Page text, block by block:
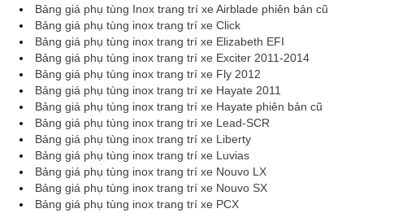
Bảng giá phụ tùng Inox trang trí xe Airblade phiên bản cũ
Bảng giá phụ tùng inox trang trí xe Click
Bảng giá phụ tùng inox trang trí xe Elizabeth EFI
Bảng giá phụ tùng inox trang trí xe Exciter 2011-2014
Bảng giá phụ tùng inox trang trí xe Fly 2012
Bảng giá phụ tùng inox trang trí xe Hayate 2011
Bảng giá phụ tùng inox trang trí xe Hayate phiên bản cũ
Bảng giá phụ tùng inox trang trí xe Lead-SCR
Bảng giá phụ tùng inox trang trí xe Liberty
Bảng giá phụ tùng inox trang trí xe Luvias
Bảng giá phụ tùng inox trang trí xe Nouvo LX
Bảng giá phụ tùng inox trang trí xe Nouvo SX
Bảng giá phụ tùng inox trang trí xe PCX